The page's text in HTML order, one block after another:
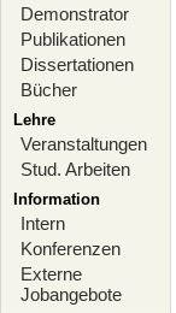
Demonstrator
Publikationen
Dissertationen
Bücher
Lehre
Veranstaltungen
Stud. Arbeiten
Information
Intern
Konferenzen
Externe
Jobangebote